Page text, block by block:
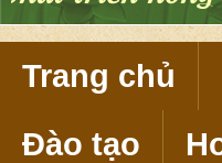
Trang chủ
Đào tạo